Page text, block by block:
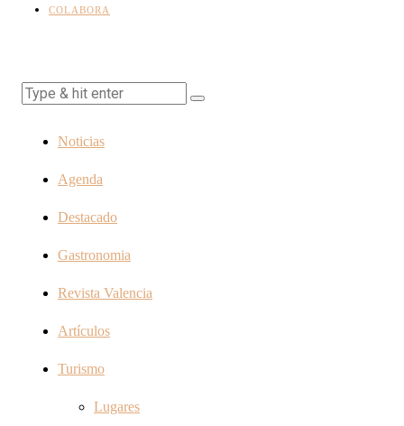
COLABORA
Noticias
Agenda
Destacado
Gastronomia
Revista Valencia
Artículos
Turismo
Lugares